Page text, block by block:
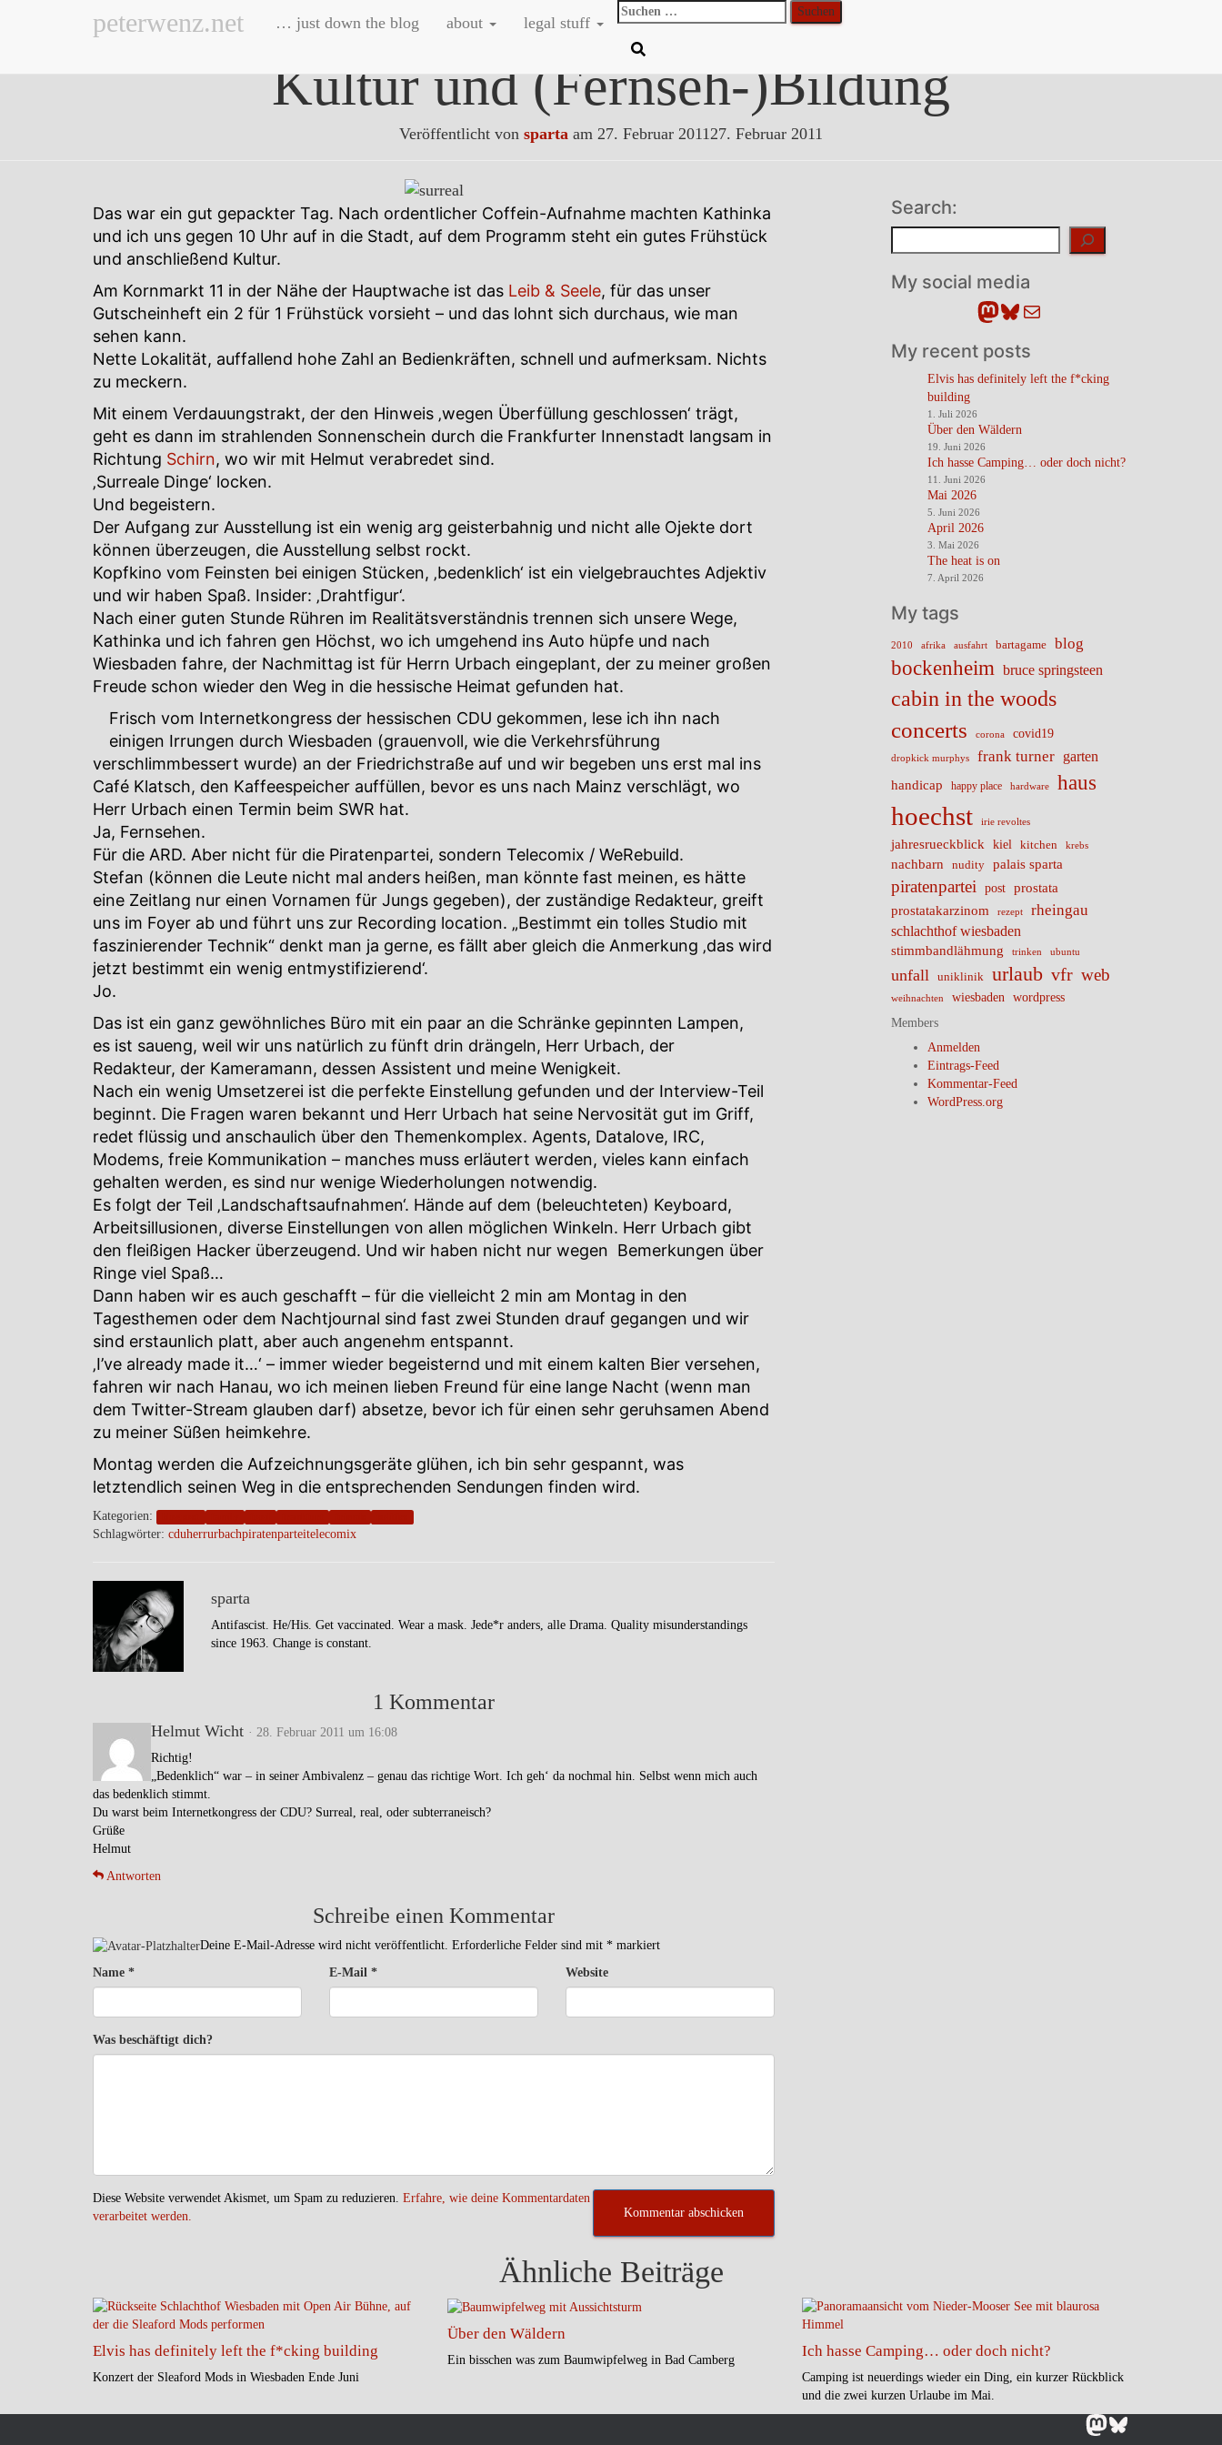
peterwenz.net … just down the blog about legal stuff
Suchen
nach:
Kultur und (Fernseh-)Bildung
Veröffentlicht von sparta am 27. Februar 201127. Februar 2011
Das war ein gut gepackter Tag. Nach ordentlicher Coffein-Aufnahme machten Kathinka
und ich uns gegen 10 Uhr auf in die Stadt, auf dem Programm steht ein gutes Frühstück
und anschließend Kultur.
Am Kornmarkt 11 in der Nähe der Hauptwache ist das Leib & Seele, für das unser
Gutscheinheft ein 2 für 1 Frühstück vorsieht – und das lohnt sich durchaus, wie man
sehen kann.
Nette Lokalität, auffallend hohe Zahl an Bedienkräften, schnell und aufmerksam. Nichts
zu meckern.
Mit einem Verdauungstrakt, der den Hinweis ‚wegen Überfüllung geschlossen‘ trägt,
geht es dann im strahlenden Sonnenschein durch die Frankfurter Innenstadt langsam in
Richtung Schirn, wo wir mit Helmut verabredet sind.
‚Surreale Dinge‘ locken.
Und begeistern.
Der Aufgang zur Ausstellung ist ein wenig arg geisterbahnig und nicht alle Ojekte dort
können überzeugen, die Ausstellung selbst rockt.
Kopfkino vom Feinsten bei einigen Stücken, ‚bedenklich‘ ist ein vielgebrauchtes Adjektiv
und wir haben Spaß. Insider: ‚Drahtfigur‘.
Nach einer guten Stunde Rühren im Realitätsverständnis trennen sich unsere Wege,
Kathinka und ich fahren gen Höchst, wo ich umgehend ins Auto hüpfe und nach
Wiesbaden fahre, der Nachmittag ist für Herrn Urbach eingeplant, der zu meiner großen
Freude schon wieder den Weg in die hessische Heimat gefunden hat.
Frisch vom Internetkongress der hessischen CDU gekommen, lese ich ihn nach
einigen Irrungen durch Wiesbaden (grauenvoll, wie die Verkehrsführung
verschlimmbessert wurde) an der Friedrichstraße auf und wir begeben uns erst mal ins
Café Klatsch, den Kaffeespeicher auffüllen, bevor es uns nach Mainz verschlägt, wo
Herr Urbach einen Termin beim SWR hat.
Ja, Fernsehen.
Für die ARD. Aber nicht für die Piratenpartei, sondern Telecomix / WeRebuild.
Stefan (können die Leute nicht mal anders heißen, man könnte fast meinen, es hätte
eine Zeitlang nur einen Vornamen für Jungs gegeben), der zuständige Redakteur, greift
uns im Foyer ab und führt uns zur Recording location. „Bestimmt ein tolles Studio mit
faszinierender Technik“ denkt man ja gerne, es fällt aber gleich die Anmerkung ‚das wird
jetzt bestimmt ein wenig entmystifizierend‘.
Jo.
Das ist ein ganz gewöhnliches Büro mit ein paar an die Schränke gepinnten Lampen,
es ist saueng, weil wir uns natürlich zu fünft drin drängeln, Herr Urbach, der
Redakteur, der Kameramann, dessen Assistent und meine Wenigkeit.
Nach ein wenig Umsetzerei ist die perfekte Einstellung gefunden und der Interview-Teil
beginnt. Die Fragen waren bekannt und Herr Urbach hat seine Nervosität gut im Griff,
redet flüssig und anschaulich über den Themenkomplex. Agents, Datalove, IRC,
Modems, freie Kommunikation – manches muss erläutert werden, vieles kann einfach
gehalten werden, es sind nur wenige Wiederholungen notwendig.
Es folgt der Teil ‚Landschaftsaufnahmen‘. Hände auf dem (beleuchteten) Keyboard,
Arbeitsillusionen, diverse Einstellungen von allen möglichen Winkeln. Herr Urbach gibt
den fleißigen Hacker überzeugend. Und wir haben nicht nur wegen Bemerkungen über
Ringe viel Spaß…
Dann haben wir es auch geschafft – für die vielleicht 2 min am Montag in den
Tagesthemen oder dem Nachtjournal sind fast zwei Stunden drauf gegangen und wir
sind erstaunlich platt, aber auch angenehm entspannt.
‚I’ve already made it…‘ – immer wieder begeisternd und mit einem kalten Bier versehen,
fahren wir nach Hanau, wo ich meinen lieben Freund für eine lange Nacht (wenn man
dem Twitter-Stream glauben darf) absetze, bevor ich für einen sehr geruhsamen Abend
zu meiner Süßen heimkehre.
Montag werden die Aufzeichnungsgeräte glühen, ich bin sehr gespannt, was
letztendlich seinen Weg in die entsprechenden Sendungen finden wird.
Kategorien:
Schlagwörter: cduherrurbachpiratenparteitelecomix
sparta
Antifascist. He/His. Get vaccinated. Wear a mask. Jede*r anders, alle Drama. Quality misunderstandings
since 1963. Change is constant.
1 Kommentar
Helmut Wicht · 28. Februar 2011 um 16:08
Richtig!
„Bedenklich“ war – in seiner Ambivalenz – genau das richtige Wort. Ich geh‘ da nochmal hin. Selbst wenn mich auch
das bedenklich stimmt.
Du warst beim Internetkongress der CDU? Surreal, real, oder subterraneisch?
Grüße
Helmut
Antworten
Schreibe einen Kommentar
Deine E-Mail-Adresse wird nicht veröffentlicht. Erforderliche Felder sind mit * markiert
Name * E-Mail * Website
Was beschäftigt dich?
Diese Website verwendet Akismet, um Spam zu reduzieren. Erfahre, wie deine Kommentardaten
verarbeitet werden.
Search:
My social media
Mastodon
Bluesky
E-Mail
My recent posts
Elvis has definitely left the f*cking
building
1. Juli 2026
Über den Wäldern
19. Juni 2026
Ich hasse Camping… oder doch nicht?
11. Juni 2026
Mai 2026
5. Juni 2026
April 2026
3. Mai 2026
The heat is on
7. April 2026
My tags
2010 afrika ausfahrt bartagame blog
bockenheim bruce springsteen
cabin in the woods
concerts
corona covid19
dropkick murphys frank turner
garten
handicap
happy place hardware haus
hoechst irie revoltes
jahresrueckblick kiel kitchen krebs
nachbarn nudity palais sparta
piratenpartei post
prostata
prostatakarzinom
rezept rheingau
schlachthof wiesbaden
stimmbandlähmung trinken ubuntu
unfall uniklinik urlaub vfr web
weihnachten wiesbaden
wordpress
Members
Anmelden
Eintrags-Feed
Kommentar-Feed
WordPress.org
Ähnliche Beiträge
Elvis has definitely left the f*cking building
Konzert der Sleaford Mods in Wiesbaden Ende Juni
Über den Wäldern
Ein bisschen was zum Baumwipfelweg in Bad Camberg
Ich hasse Camping… oder doch nicht?
Camping ist neuerdings wieder ein Ding, ein kurzer Rückblick
und die zwei kurzen Urlaube im Mai.
Mastodon
Bluesky